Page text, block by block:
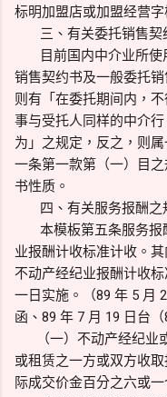
标明加盟店或加盟经营字
三、有关委托销售契
目前国内中介业所使
销售契约书及一般委托
则有「在委托期间内，
事与受托人同样的中介行
为」之规定，反之，则
一条第一款第（一）目
书性质。
四、有关服务报酬之
本模板第五条服务报
业报酬计收标准计收。其
不动产经纪业报酬计收
一日实施。（89 年 5 月
函、89 年 7 月 19 日台（
（一）不动产经纪业
或租赁之一方或双方收
际成交价金百分之六或一